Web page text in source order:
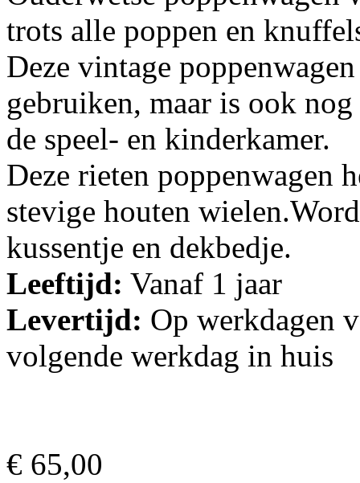
trots alle poppen en
Deze vintage
gebruiken, maar is ook
de speel- en kinderkamer.
Deze rieten poppenwagen
stevige houten
kussentje en dekbedje.
Leeftijd: Vanaf 1 jaar
Levertijd: Op werkdagen
volgende werkdag in huis
€ 65,00